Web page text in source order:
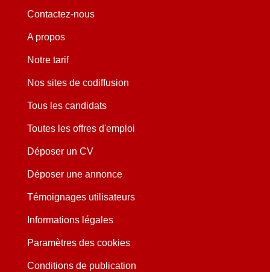
Contactez-nous
A propos
Notre tarif
Nos sites de codiffusion
Tous les candidats
Toutes les offres d'emploi
Déposer un CV
Déposer une annonce
Témoignages utilisateurs
Informations légales
Paramètres des cookies
Conditions de publication